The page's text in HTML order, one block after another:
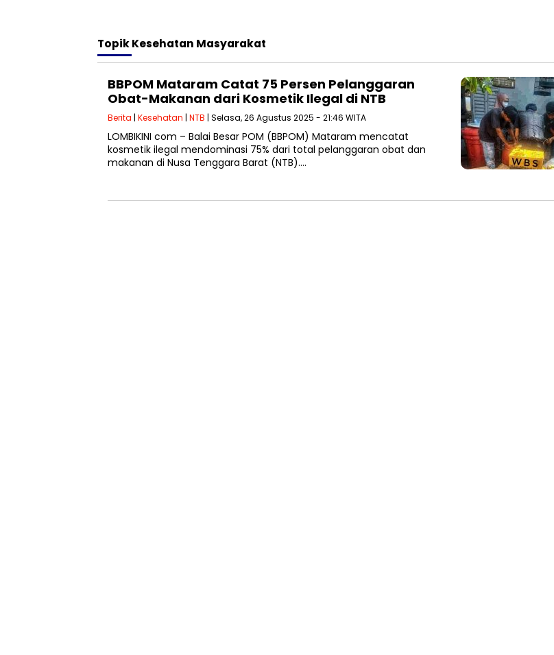
TopikKesehatan Masyarakat
BBPOM Mataram Catat 75 Persen Pelanggaran
Obat-Makanan dari Kosmetik Ilegal di NTB
Berita | Kesehatan | NTB | Selasa, 26 Agustus 2025 - 21:46 WITA
LOMBIKINI com – Balai Besar POM (BBPOM) Mataram mencatat
kosmetik ilegal mendominasi 75% dari total pelanggaran obat dan
makanan di Nusa Tenggara Barat (NTB)….